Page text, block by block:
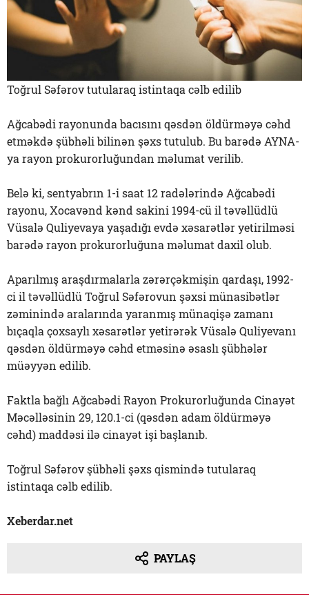
Toğrul Səfərov tutularaq istintaqa cəlb edilib
Ağcabədi rayonunda bacısını qəsdən öldürməyə cəhd
etməkdə şübhəli bilinən şəxs tutulub. Bu barədə AYNA-
ya rayon prokurorluğundan məlumat verilib.
Belə ki, sentyabrın 1-i saat 12 radələrində Ağcabədi
rayonu, Xocavənd kənd sakini 1994-cü il təvəllüdlü
Vüsalə Quliyevaya yaşadığı evdə xəsarətlər yetirilməsi
barədə rayon prokurorluğuna məlumat daxil olub.
Aparılmış araşdırmalarla zərərçəkmişin qardaşı, 1992-
ci il təvəllüdlü Toğrul Səfərovun şəxsi münasibətlər
zəminində aralarında yaranmış münaqişə zamanı
bıçaqla çoxsaylı xəsarətlər yetirərək Vüsalə Quliyevanı
qəsdən öldürməyə cəhd etməsinə əsaslı şübhələr
müəyyən edilib.
Faktla bağlı Ağcabədi Rayon Prokurorluğunda Cinayət
Məcəlləsinin 29, 120.1-ci (qəsdən adam öldürməyə
cəhd) maddəsi ilə cinayət işi başlanıb.
Toğrul Səfərov şübhəli şəxs qismində tutularaq
istintaqa cəlb edilib.
Xeberdar.net
PAYLAŞ